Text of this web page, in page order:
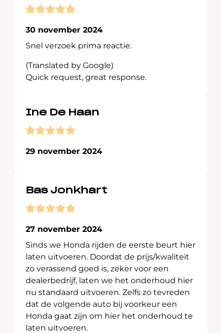
30 november 2024
Snel verzoek prima reactie.
(Translated by Google)
Quick request, great response.
Ine De Haan
29 november 2024
Bas Jonkhart
27 november 2024
Sinds we Honda rijden de eerste beurt hier
laten uitvoeren. Doordat de prijs/kwaliteit
zo verassend goed is, zeker voor een
dealerbedrijf, laten we het onderhoud hier
nu standaard uitvoeren. Zelfs zo tevreden
dat de volgende auto bij voorkeur een
Honda gaat zijn om hier het onderhoud te
laten uitvoeren.